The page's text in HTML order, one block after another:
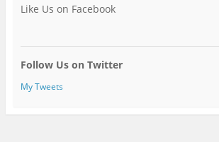
Like Us on Facebook
Follow Us on Twitter
My Tweets